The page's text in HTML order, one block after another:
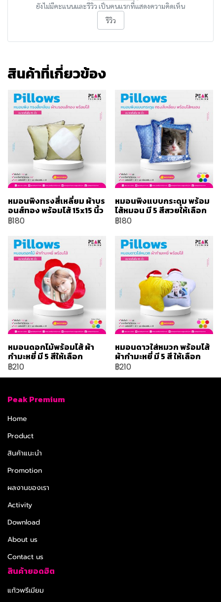
ยังไม่มีคะแนนและรีวิว เป็นคนแรกที่แสดงความคิดเห็น
รีวิว
สินค้าที่เกี่ยวข้อง
หมอนพิงทรงสี่เหลี่ยม ผ้าบร
อนส์ทอง พร้อมไส้ 15x15 นิ้ว
฿180
หมอนพิงแบบกระดุม พร้อม
ไส้หมอน มี 5 สีสวยให้เลือก
฿180
หมอนดอกไม้พร้อมไส้ ผ้า
กำมะหยี่ มี 5 สีให้เลือก
฿210
หมอนดาวใส่หมวก พร้อมไส้
ผ้ากำมะหยี่ มี 5 สี ให้เลือก
฿210
Peak Premium
Home
Product
สินค้าแนะนำ
Promotion
ผลงานของเรา
Activity
Download
About us
Contact us
สินค้ายอดฮิต
แก้วพรีเมียม